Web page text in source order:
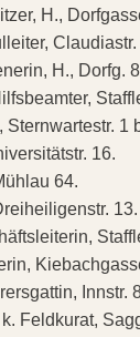
H.,
Claudiastr.
H., Dorfg.
Sternwartestr. 1
16.
64.
13.
Innstr.
Feldkurat,